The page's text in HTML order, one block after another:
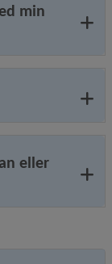
min
eller